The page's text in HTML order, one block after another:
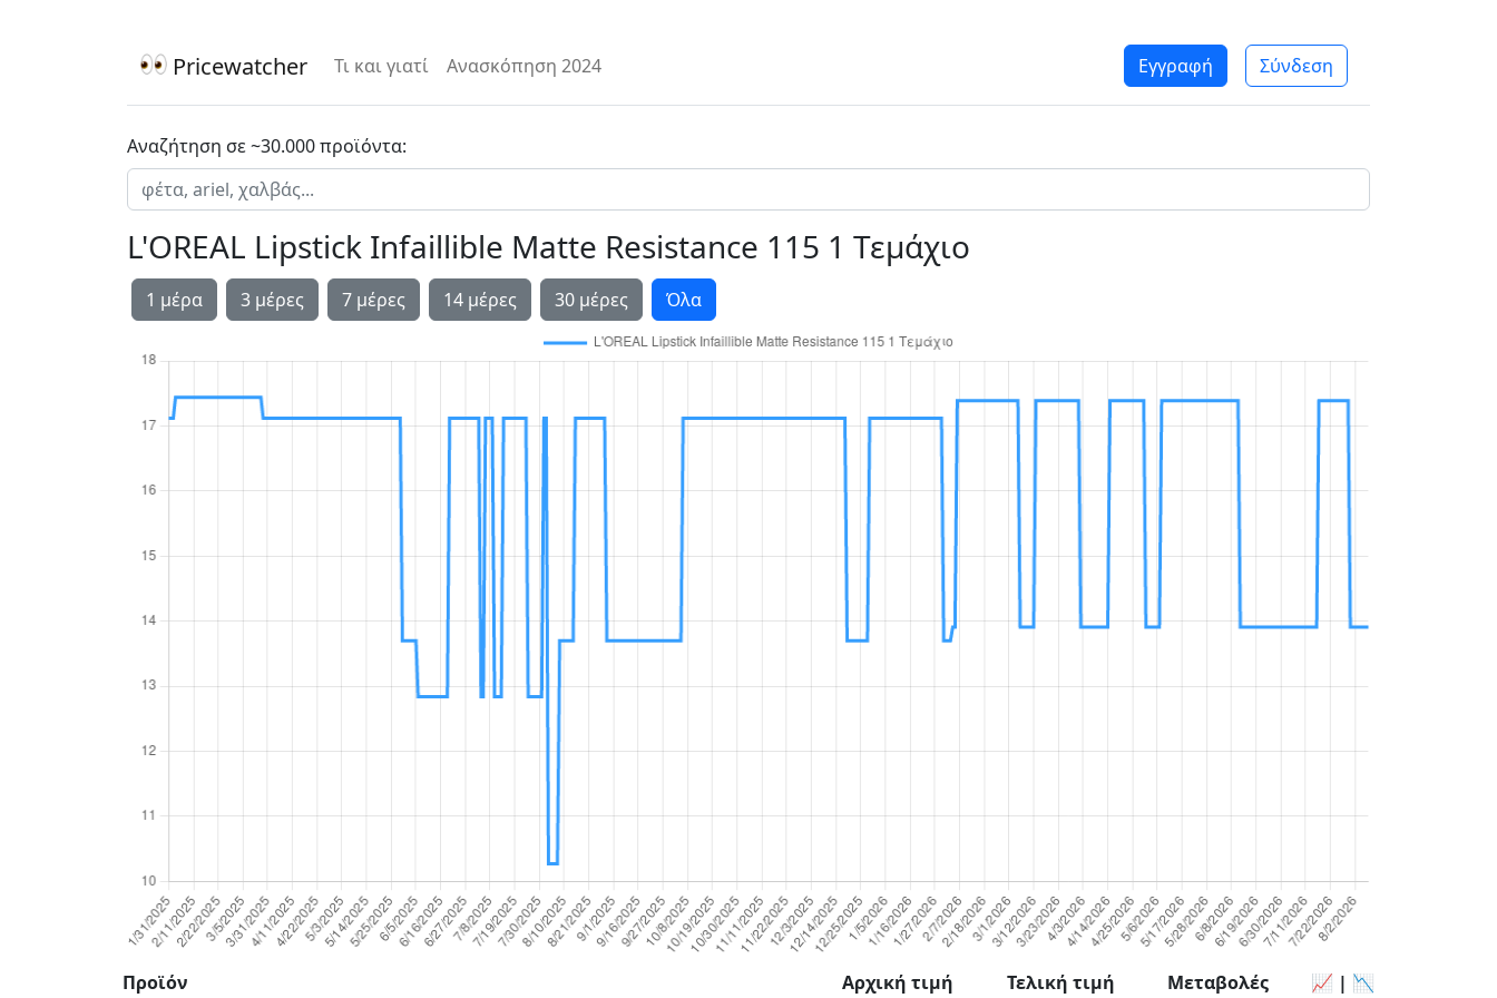
Pricewatcher Τι και γιατί Ανασκόπηση 2024 Εγγραφή Σύνδεση
Αναζήτηση σε ~30.000 προϊόντα:
L'OREAL Lipstick Infaillible Matte Resistance 115 1 Τεμάχιο
1 μέρα 3 μέρες 7 μέρες 14 μέρες 30 μέρες Όλα
Προϊόν Αρχική τιμή Τελική τιμή Μεταβολές 📈 | 📉